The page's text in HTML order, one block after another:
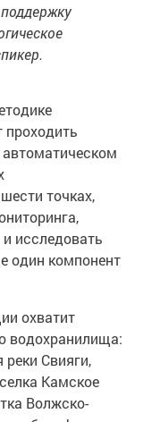
проходить
точках,
исследовать
один компонент
охватит
водохранилища:
реки Свияги,
Камское
Волжско-